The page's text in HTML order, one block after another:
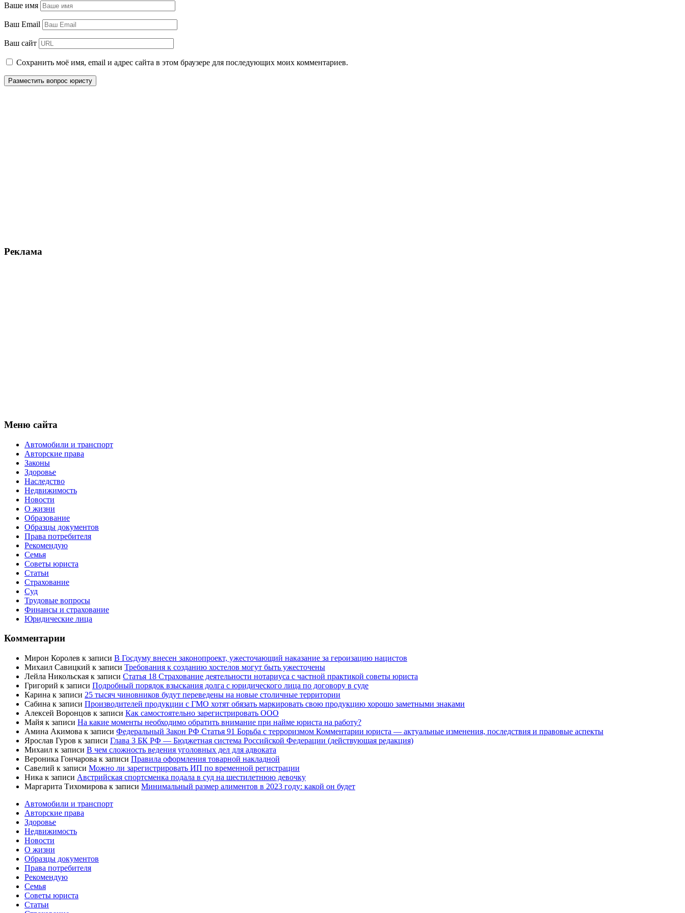
Ваше имя
Ваш Email
Ваш сайт
Сохранить моё имя, email и адрес сайта в этом браузере для последующих моих комментариев.
Реклама
Меню сайта
Автомобили и транспорт
Авторские права
Законы
Здоровье
Наследство
Недвижимость
Новости
О жизни
Образование
Образцы документов
Права потребителя
Рекомендую
Семья
Советы юриста
Статьи
Страхование
Суд
Трудовые вопросы
Финансы и страхование
Юридические лица
Комментарии
Мирон Королев к записи В Госдуму внесен законопроект, ужесточающий наказание за героизацию нацистов
Михаил Савицкий к записи Требования к созданию хостелов могут быть ужесточены
Лейла Никольская к записи Статья 18 Страхование деятельности нотариуса с частной практикой советы юриста
Григорий к записи Подробный порядок взыскания долга с юридического лица по договору в суде
Карина к записи 25 тысяч чиновников будут переведены на новые столичные территории
Сабина к записи Производителей продукции с ГМО хотят обязать маркировать свою продукцию хорошо заметными знаками
Алексей Воронцов к записи Как самостоятельно зарегистрировать ООО
Майя к записи На какие моменты необходимо обратить внимание при найме юриста на работу?
Амина Акимова к записи Федеральный Закон РФ Статья 91 Борьба с терроризмом Комментарии юриста — актуальные изменения, последствия и правовые аспекты
Ярослав Гуров к записи Глава 3 БК РФ — Бюджетная система Российской Федерации (действующая редакция)
Михаил к записи В чем сложность ведения уголовных дел для адвоката
Вероника Гончарова к записи Правила оформления товарной накладной
Савелий к записи Можно ли зарегистрировать ИП по временной регистрации
Ника к записи Австрийская спортсменка подала в суд на шестилетнюю девочку
Маргарита Тихомирова к записи Минимальный размер алиментов в 2023 году: какой он будет
Автомобили и транспорт
Авторские права
Здоровье
Недвижимость
Новости
О жизни
Образцы документов
Права потребителя
Рекомендую
Семья
Советы юриста
Статьи